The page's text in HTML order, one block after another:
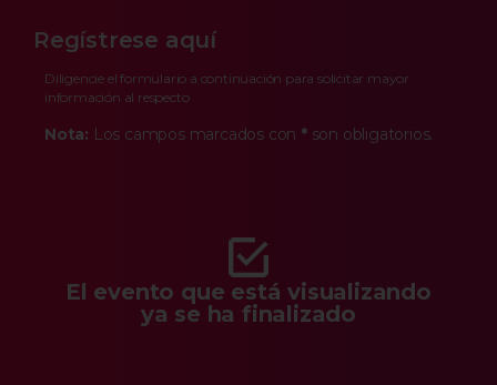
Regístrese aquí
Diligencie el formulario a continuación para solicitar mayor
información al respecto
Nota: Los campos marcados con *son obligatorios.
El evento que está visualizando
ya se ha finalizado